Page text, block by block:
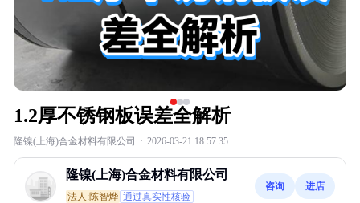
1.2厚不锈钢板误差全解析
隆镍(上海)合金材料有限公司 · 2026-03-21 18:57:35
隆镍(上海)合金材料有限公司
法人:陈智烨 通过真实性核验
咨询 进店